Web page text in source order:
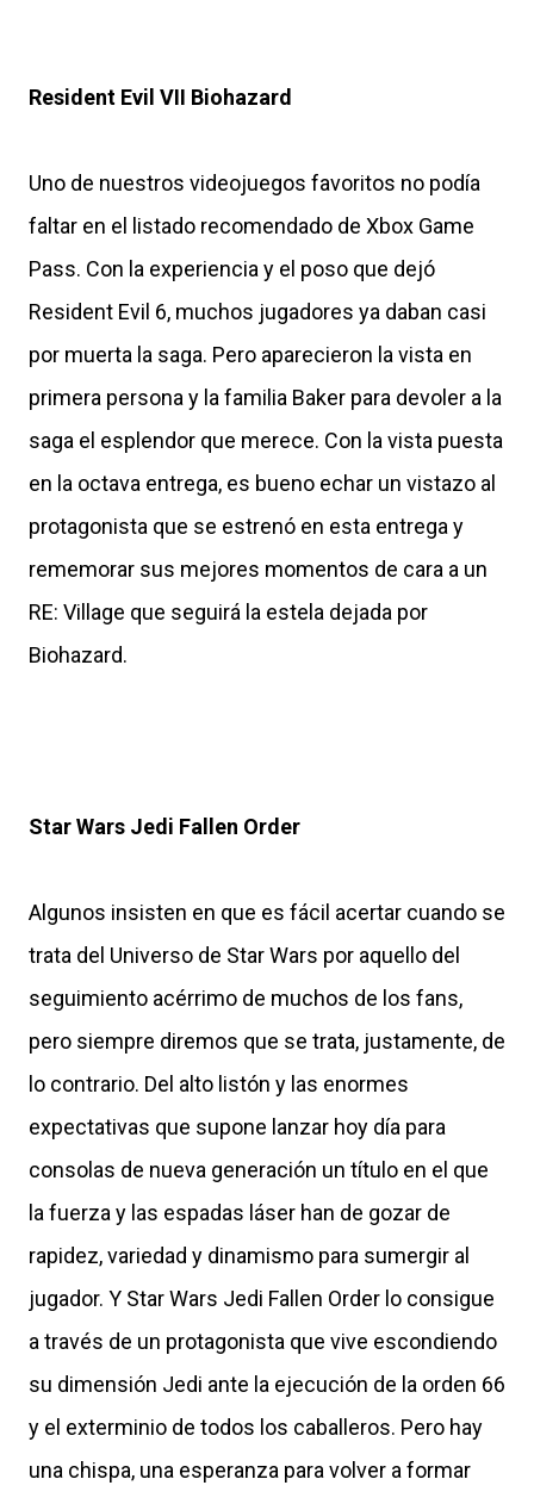
Resident Evil VII Biohazard
Uno de nuestros videojuegos favoritos no podía
faltar en el listado recomendado de Xbox Game
Pass. Con la experiencia y el poso que dejó
Resident Evil 6, muchos jugadores ya daban casi
por muerta la saga. Pero aparecieron la vista en
primera persona y la familia Baker para devoler a la
saga el esplendor que merece. Con la vista puesta
en la octava entrega, es bueno echar un vistazo al
protagonista que se estrenó en esta entrega y
rememorar sus mejores momentos de cara a un
RE: Village que seguirá la estela dejada por
Biohazard.
Star Wars Jedi Fallen Order
Algunos insisten en que es fácil acertar cuando se
trata del Universo de Star Wars por aquello del
seguimiento acérrimo de muchos de los fans,
pero siempre diremos que se trata, justamente, de
lo contrario. Del alto listón y las enormes
expectativas que supone lanzar hoy día para
consolas de nueva generación un título en el que
la fuerza y las espadas láser han de gozar de
rapidez, variedad y dinamismo para sumergir al
jugador. Y Star Wars Jedi Fallen Order lo consigue
a través de un protagonista que vive escondiendo
su dimensión Jedi ante la ejecución de la orden 66
y el exterminio de todos los caballeros. Pero hay
una chispa, una esperanza para volver a formar